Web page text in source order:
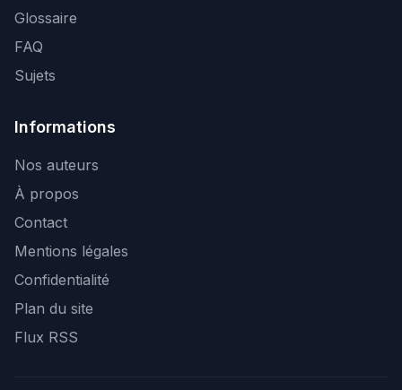
Glossaire
FAQ
Sujets
Informations
Nos auteurs
À propos
Contact
Mentions légales
Confidentialité
Plan du site
Flux RSS